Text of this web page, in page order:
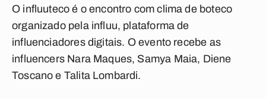
O influuteco é o encontro com clima de boteco
organizado pela influu, plataforma de
influenciadores digitais. O evento recebe as
influencers Nara Maques, Samya Maia, Diene
Toscano e Talita Lombardi.